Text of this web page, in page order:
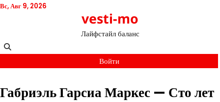
Перейти
Вс, Авг 9, 2026
vesti-mo
Лайфстайл баланс
Войти
Габриэль Гарсиа Маркес — Сто лет